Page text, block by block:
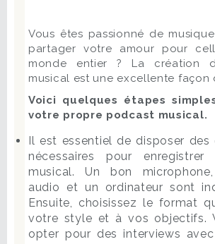
Vous êtes passionné de
partager votre amour pour
monde entier ? La création
musical est une excellente façon
Voici quelques étapes
votre propre podcast musical.
Il est essentiel de disposer des
nécessaires pour
musical. Un bon
audio et un ordinateur sont
Ensuite, choisissez le format
votre style et à vos objectifs.
opter pour des interviews